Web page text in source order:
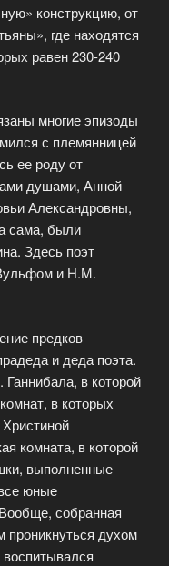
конструкцию, от
где находятся
равен 230-240
многие эпизоды
с племянницей
ее роду от
душами, Анной
Александровны,
сама, были
Здесь поэт
и Н.М.
предков
и деда поэта.
в которой
в которых
комната, в которой
выполненные
юные
собранная
проникнуться духом